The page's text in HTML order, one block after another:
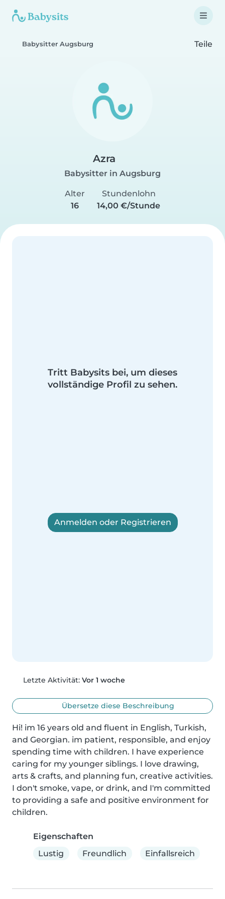
Babysitter Augsburg Teile
Azra
Babysitter in Augsburg
Alter
16
Stundenlohn
14,00 €/Stunde
Tritt Babysits bei, um dieses
vollständige Profil zu sehen.
Anmelden oder Registrieren
Letzte Aktivität: Vor 1 woche
Übersetze diese Beschreibung
Hi! im 16 years old and fluent in English, Turkish,
and Georgian. im patient, responsible, and enjoy
spending time with children. I have experience
caring for my younger siblings. I love drawing,
arts & crafts, and planning fun, creative activities.
I don't smoke, vape, or drink, and I'm committed
to providing a safe and positive environment for
children.
Eigenschaften
Lustig
Freundlich Einfallsreich